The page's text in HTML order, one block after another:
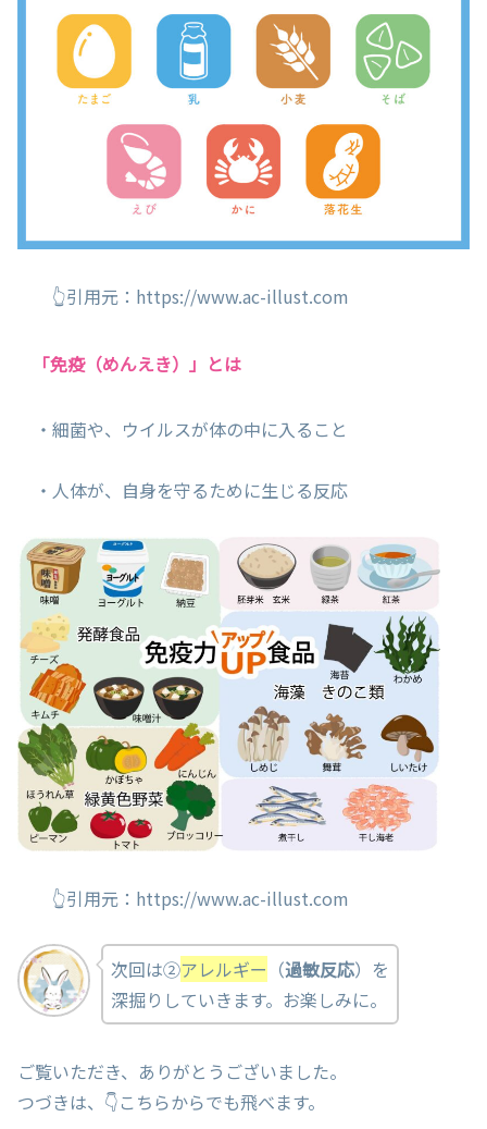
👆引用元：https://www.ac-illust.com
「免疫（めんえき）」とは
・細菌や、ウイルスが体の中に入ること
・人体が、自身を守るために生じる反応
👆引用元：https://www.ac-illust.com
次回は②アレルギー （過敏反応）を
深掘りしていきます。お楽しみに。
ご覧いただき、ありがとうございました。
つづきは、👇こちらからでも飛べます。